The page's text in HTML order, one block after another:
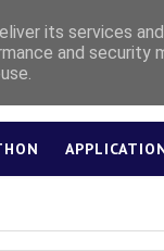
its services
and